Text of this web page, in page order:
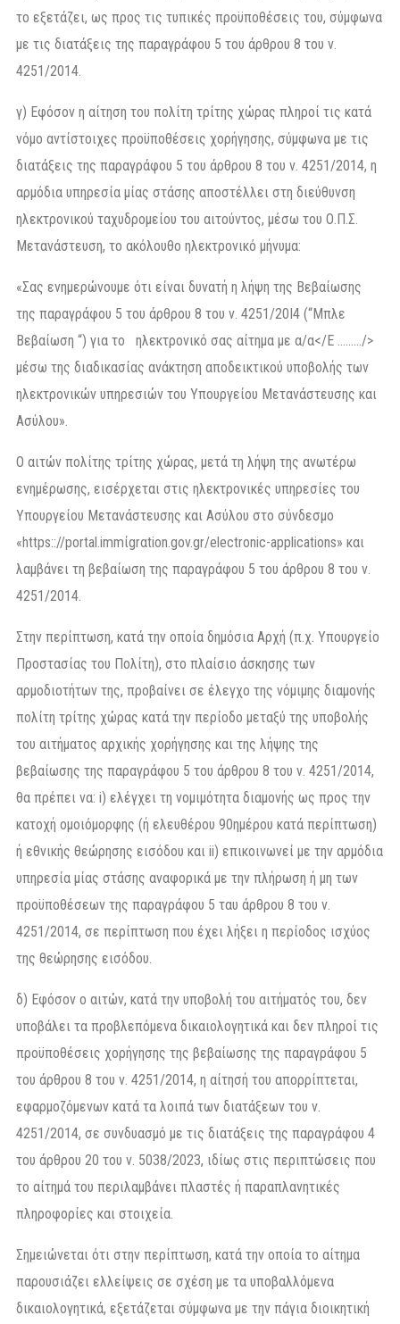
το εξετάζει, ως προς τις τυπικές προϋποθέσεις του, σύμφωνα
με τις διατάξεις της παραγράφου 5 του άρθρου 8 του ν.
4251/2014.
γ) Εφόσον η αίτηση του πολίτη τρίτης χώρας πληροί τις κατά
νόμο αντίστοιχες προϋποθέσεις χορήγησης, σύμφωνα με τις
διατάξεις της παραγράφου 5 του άρθρου 8 του ν. 4251/2014, η
αρμόδια υπηρεσία μίας στάσης αποστέλλει στη διεύθυνση
ηλεκτρονικού ταχυδρομείου του αιτούντος, μέσω του Ο.Π.Σ.
Μετανάστευση, το ακόλουθο ηλεκτρονικό μήνυμα:
«Σας ενημερώνουμε ότι είναι δυνατή η λήψη της Βεβαίωσης
της παραγράφου 5 του άρθρου 8 του ν. 4251/20I4 (“Μπλε
Βεβαίωση “) για το ηλεκτρονικό σας αίτημα με α/α</Ε ………/>
μέσω της διαδικασίας ανάκτηση αποδεικτικού υποβολής των
ηλεκτρονικών υπηρεσιών του Υπουργείου Μετανάστευσης και
Ασύλου».
Ο αιτών πολίτης τρίτης χώρας, μετά τη λήψη της ανωτέρω
ενημέρωσης, εισέρχεται στις ηλεκτρονικές υπηρεσίες του
Υπουργείου Μετανάστευσης και Ασύλου στο σύνδεσμο
«https:://portal.immίgrαtion.gov.gr/electronic-applications» και
λαμβάνει τη βεβαίωση της παραγράφου 5 του άρθρου 8 του ν.
4251/2014.
Στην περίπτωση, κατά την οποία δημόσια Αρχή (π.χ. Υπουργείο
Προστασίας του Πολίτη), στο πλαίσιο άσκησης των
αρμοδιοτήτων της, προβαίνει σε έλεγχο της νόμιμης διαμονής
πολίτη τρίτης χώρας κατά την περίοδο μεταξύ της υποβολής
του αιτήματος αρχικής χορήγησης και της λήψης της
βεβαίωσης της παραγράφου 5 του άρθρου 8 του ν. 4251/2014,
θα πρέπει να: i) ελέγχει τη νομιμότητα διαμονής ως προς την
κατοχή ομοιόμορφης (ή ελευθέρου 90ημέρου κατά περίπτωση)
ή εθνικής θεώρησης εισόδου και ii) επικοινωνεί με την αρμόδια
υπηρεσία μίας στάσης αναφορικά με την πλήρωση ή μη των
προϋποθέσεων της παραγράφου 5 ταυ άρθρου 8 του ν.
4251/2014, σε περίπτωση που έχει λήξει η περίοδος ισχύος
της θεώρησης εισόδου.
δ) Εφόσον ο αιτών, κατά την υποβολή του αιτήματός του, δεν
υποβάλει τα προβλεπόμενα δικαιολογητικά και δεν πληροί τις
προϋποθέσεις χορήγησης της βεβαίωσης της παραγράφου 5
του άρθρου 8 του ν. 4251/2014, η αίτησή του απορρίπτεται,
εφαρμοζόμενων κατά τα λοιπά των διατάξεων του ν.
4251/2014, σε συνδυασμό με τις διατάξεις της παραγράφου 4
του άρθρου 20 του ν. 5038/2023, ιδίως στις περιπτώσεις που
το αίτημά του περιλαμβάνει πλαστές ή παραπλανητικές
πληροφορίες και στοιχεία.
Σημειώνεται ότι στην περίπτωση, κατά την οποία το αίτημα
παρουσιάζει ελλείψεις σε σχέση με τα υποβαλλόμενα
δικαιολογητικά, εξετάζεται σύμφωνα με την πάγια διοικητική